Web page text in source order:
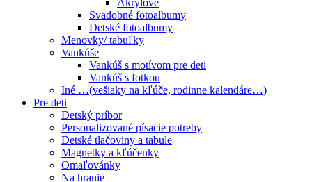
Akrylové
Svadobné fotoalbumy
Detské fotoalbumy
Menovky/ tabuľky
Vankúše
Vankúš s motívom pre deti
Vankúš s fotkou
Iné …(vešiaky na kľúče, rodinne kalendáre…)
Pre deti
Detský príbor
Personalizované písacie potreby
Detské tlačoviny a tabule
Magnetky a kľúčenky
Omaľovánky
Na hranie